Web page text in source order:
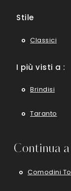
Stile
Classici
I più visti a :
Brindisi
Taranto
Continua
Comodini